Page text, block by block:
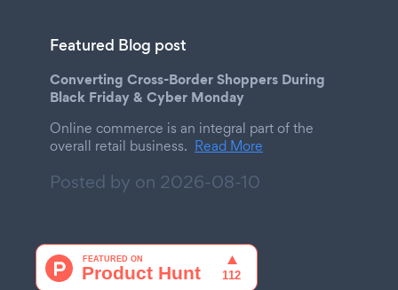
Featured Blog post
Converting Cross-Border Shoppers During
Black Friday & Cyber Monday
Online commerce is an integral part of the
overall retail business. Read More
Posted by on 2026-08-10